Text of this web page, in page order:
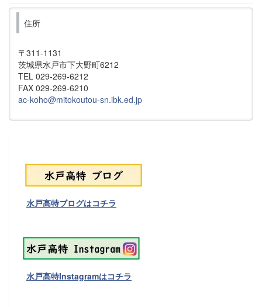
住所
〒311-1131
茨城県水戸市下大野町6212
TEL 029-269-6212
FAX 029-269-6210
ac-koho@mitokoutou-sn.ibk.ed.jp
水戸高特ブログはコチラ
水戸高特Instagramはコチラ